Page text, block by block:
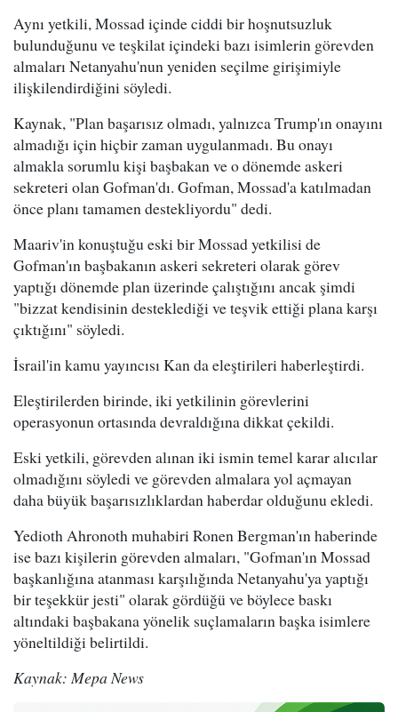
Aynı yetkili, Mossad içinde ciddi bir hoşnutsuzluk
bulunduğunu ve teşkilat içindeki bazı isimlerin görevden
almaları Netanyahu'nun yeniden seçilme girişimiyle
ilişkilendirdiğini söyledi.
Kaynak, "Plan başarısız olmadı, yalnızca Trump'ın onayını
almadığı için hiçbir zaman uygulanmadı. Bu onayı
almakla sorumlu kişi başbakan ve o dönemde askeri
sekreteri olan Gofman'dı. Gofman, Mossad'a katılmadan
önce planı tamamen destekliyordu" dedi.
Maariv'in konuştuğu eski bir Mossad yetkilisi de
Gofman'ın başbakanın askeri sekreteri olarak görev
yaptığı dönemde plan üzerinde çalıştığını ancak şimdi
"bizzat kendisinin desteklediği ve teşvik ettiği plana karşı
çıktığını" söyledi.
İsrail'in kamu yayıncısı Kan da eleştirileri haberleştirdi.
Eleştirilerden birinde, iki yetkilinin görevlerini
operasyonun ortasında devraldığına dikkat çekildi.
Eski yetkili, görevden alınan iki ismin temel karar alıcılar
olmadığını söyledi ve görevden almalara yol açmayan
daha büyük başarısızlıklardan haberdar olduğunu ekledi.
Yedioth Ahronoth muhabiri Ronen Bergman'ın haberinde
ise bazı kişilerin görevden almaları, "Gofman'ın Mossad
başkanlığına atanması karşılığında Netanyahu'ya yaptığı
bir teşekkür jesti" olarak gördüğü ve böylece baskı
altındaki başbakana yönelik suçlamaların başka isimlere
yöneltildiği belirtildi.
Kaynak: Mepa News